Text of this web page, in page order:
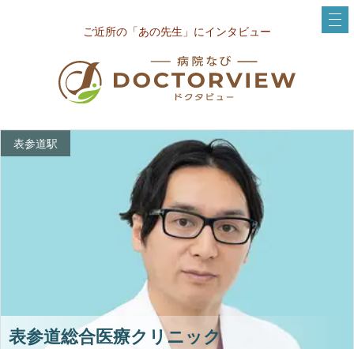
ご近所の「あの先生」にインタビュー
表参道駅
表参道総合医療クリニック